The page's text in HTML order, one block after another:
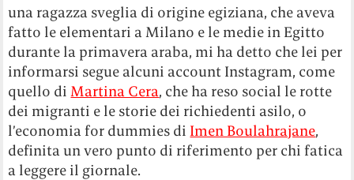
una ragazza sveglia di origine egiziana, che aveva
fatto le elementari a Milano e le medie in Egitto
durante la primavera araba, mi ha detto che lei per
informarsi segue alcuni account Instagram, come
quello di Martina Cera, che ha reso social le rotte
dei migranti e le storie dei richiedenti asilo, o
l’economia for dummies di Imen Boulahrajane,
definita un vero punto di riferimento per chi fatica
a leggere il giornale.